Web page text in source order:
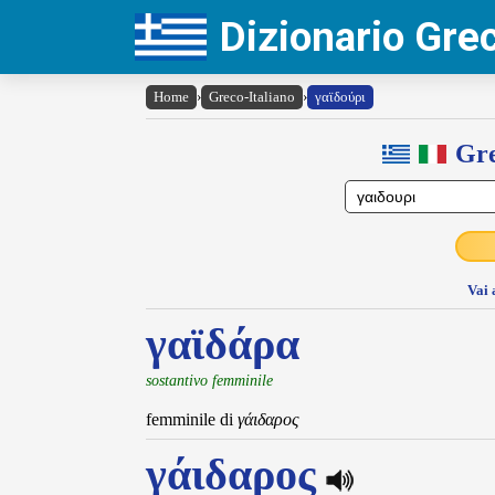
Dizionario
Home › Greco-Italiano › γαϊδούρι
Vai
γαϊδάρα
sostantivo femminile
femminile di γάιδαρος
γάιδαρος